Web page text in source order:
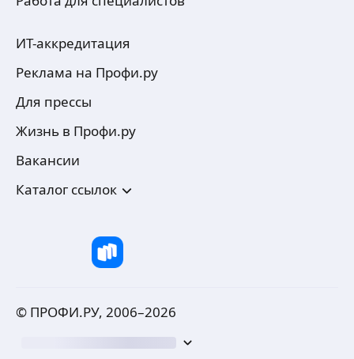
ИТ-аккредитация
Реклама на Профи.ру
Для прессы
Жизнь в Профи.ру
Вакансии
Каталог ссылок
© ПРОФИ.РУ, 2006–2026